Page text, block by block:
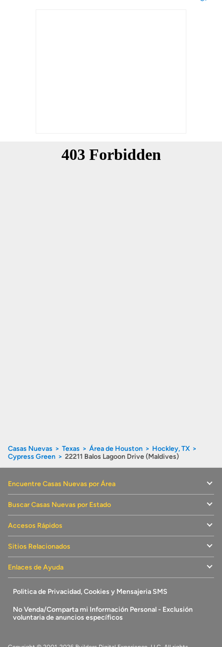
Casas Nuevas Texas Área de Houston
Hockley, TX
Cypress Green
22211 Balos Lagoon Drive (Maldives)
Encuentre Casas Nuevas por Área
Buscar Casas Nuevas por Estado
Accesos Rápidos
Sitios Relacionados
Enlaces de Ayuda
Politica de Privacidad, Cookies y Mensajeria SMS
No Venda/Comparta mi Información Personal - Exclusión
voluntaria de anuncios específicos